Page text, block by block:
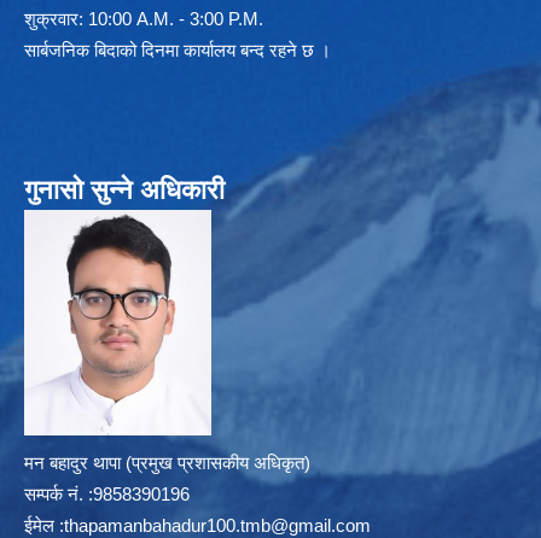
शुक्रवार: 10:00 A.M. - 3:00 P.M.
सार्बजनिक बिदाको दिनमा कार्यालय बन्द रहने छ ।
गुनासो सुन्ने अधिकारी
मन बहादुर थापा (प्रमुख प्रशासकीय अधिकृत)
सम्पर्क न‌ं. :9858390196
ईमेल :thapamanbahadur100.tmb@gmail.com